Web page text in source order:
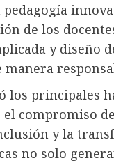
de los
y diseño
los principales
el compromiso
y la
no solo